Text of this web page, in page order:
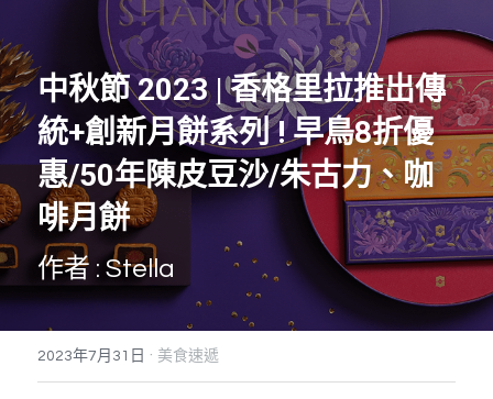
著數優惠
美食速遞
女生話題
香港故事
撐 ! 小店速報
聯絡
中秋節 2023 | 香格里拉推出傳
統+創新月餅系列 ! 早鳥8折優
惠/50年陳皮豆沙/朱古力、咖
啡月餅
作者 : Stella
2023年7月31日 · 美食速遞